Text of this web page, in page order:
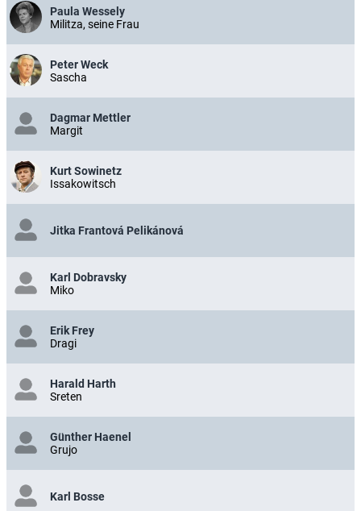
Paula Wessely
Militza, seine Frau
Peter Weck
Sascha
Dagmar Mettler
Margit
Kurt Sowinetz
Issakowitsch
Jitka Frantová Pelikánová
Karl Dobravsky
Miko
Erik Frey
Dragi
Harald Harth
Sreten
Günther Haenel
Grujo
Karl Bosse